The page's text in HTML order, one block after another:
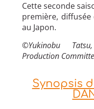
Cette seconde
première, diffusée
au Japon.
©Yukinobu
Production
Synopsis